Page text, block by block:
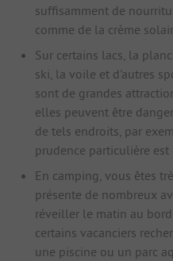
suffisamment de
comme de la crème
Sur certains lacs, la
ski, la voile et d'autres
sont de grandes
elles peuvent être
de tels endroits, par
prudence particulière est
En camping, vous êtes
présente de nombreux
réveiller le matin au bord
certains vacanciers
une piscine ou un parc